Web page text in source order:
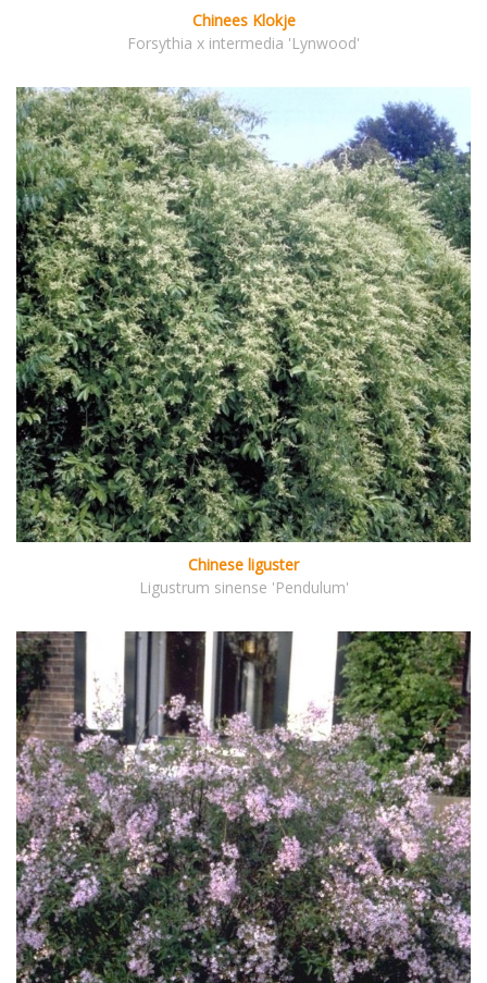
Chinees Klokje
Forsythia x intermedia 'Lynwood'
Chinese liguster
Ligustrum sinense 'Pendulum'